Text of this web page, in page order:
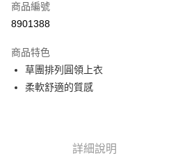
超商取貨付款
街口支付
悠遊付
【關於「AFTEE先享後付」】
商品編號
8901388
商品特色
草團排列圓領上衣
柔軟舒適的質感
詳細說明